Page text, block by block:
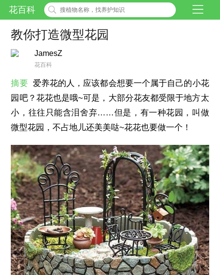
花百科
教你打造微型花园
JamesZ
花百科
摘要 爱养花的人，应该都会想要一个属于自己的小花
园吧？花花也是哦~可是，大部分花友都受限于地方太
小，往往只能含泪舍弃……但是，有一种花园，叫做
微型花园，不占地儿还美美哒~花花也要做一个！